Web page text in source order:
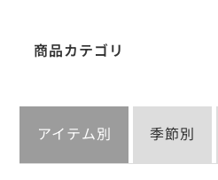
商品カテゴリ
アイテム別 季節別